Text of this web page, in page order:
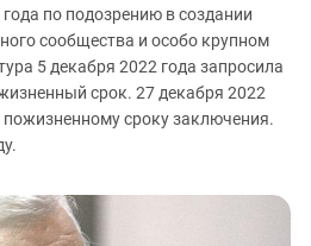
по подозрению в создании
сообщества и особо крупном
5 декабря 2022 года запросила
срок. 27 декабря 2022
сроку заключения.